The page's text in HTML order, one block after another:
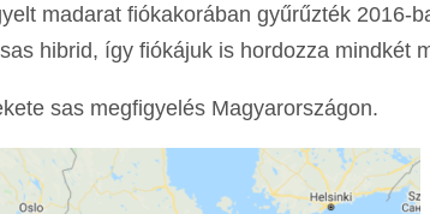
madarat fiókakorában gyűrűzték 2016-
hibrid, így fiókájuk is hordozza mindkét
sas megfigyelés Magyarországon.